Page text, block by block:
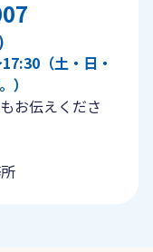
（土・日・
）
お伝えくださ